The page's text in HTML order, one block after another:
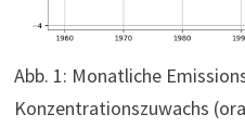
Abb. 1: Monatliche
Konzentrationszuwachs